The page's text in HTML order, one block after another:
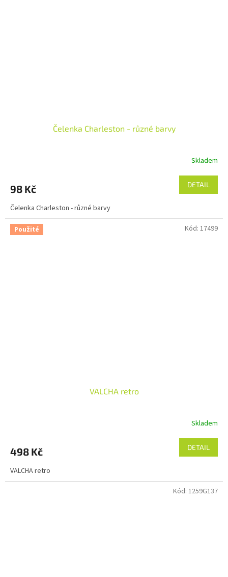
Čelenka Charleston - různé barvy
Skladem
98 Kč DETAIL
Čelenka Charleston - různé barvy
Použité
VALCHA retro
Skladem
498 Kč DETAIL
VALCHA retro
Kód: 17499
Kód: 1259G137